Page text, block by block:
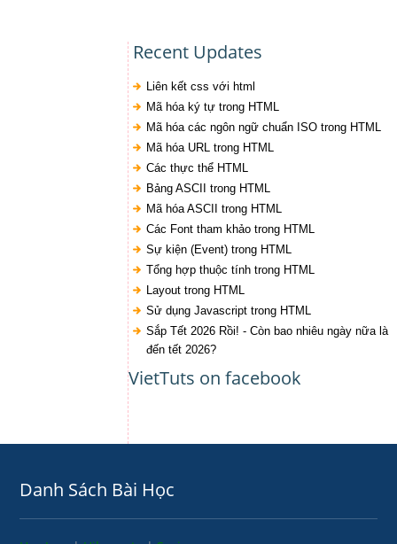
Recent Updates
Liên kết css với html
Mã hóa ký tự trong HTML
Mã hóa các ngôn ngữ chuẩn ISO trong HTML
Mã hóa URL trong HTML
Các thực thể HTML
Bảng ASCII trong HTML
Mã hóa ASCII trong HTML
Các Font tham khảo trong HTML
Sự kiện (Event) trong HTML
Tổng hợp thuộc tính trong HTML
Layout trong HTML
Sử dụng Javascript trong HTML
Sắp Tết 2026 Rồi! - Còn bao nhiêu ngày nữa là
đến tết 2026?
VietTuts on facebook
Danh Sách Bài Học